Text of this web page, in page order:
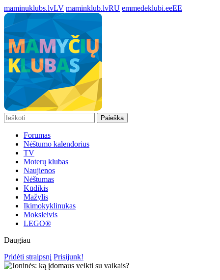
maminuklubs.lvLV maminklub.lvRU emmedeklubi.eeEE
Paieška
Forumas
Nėštumo kalendorius
TV
Moterų klubas
Naujienos
Nėštumas
Kūdikis
Mažylis
Ikimokyklinukas
Moksleivis
LEGO®
Daugiau
Pridėti straipsnį Prisijunk!